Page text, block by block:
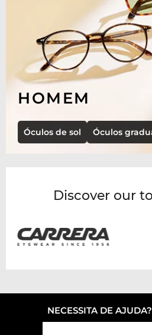
HOMEM
Óculos de sol Óculos
Discover our
NECESSITA DE AJUDA?